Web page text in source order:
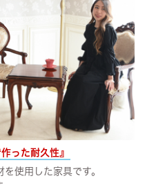
った耐久性 』
使用した家具です。